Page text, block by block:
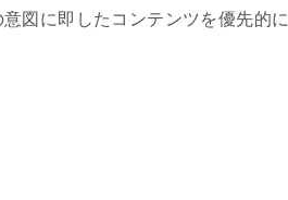
図に即したコンテンツを優先的に